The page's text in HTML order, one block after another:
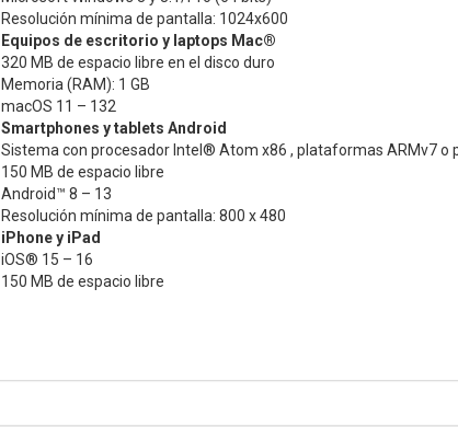
Resolución mínima de pantalla: 1024x600
Equipos de escritorio y laptops Mac®
320 MB de espacio libre en el disco duro
Memoria (RAM): 1 GB
macOS 11 – 132
Smartphones y tablets Android
Sistema con procesador Intel® Atom x86 , plataformas ARMv7 o
150 MB de espacio libre
Android™ 8 – 13
Resolución mínima de pantalla: 800 x 480
iPhone y iPad
iOS® 15 – 16
150 MB de espacio libre